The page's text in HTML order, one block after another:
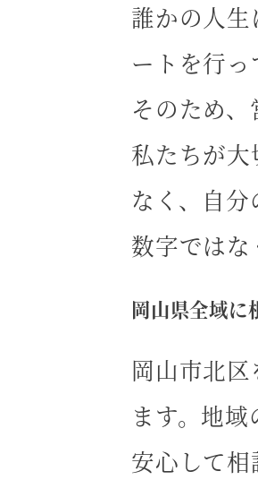
誰かの人
ートを行っ
そのため
私たちが
なく、自分
数字ではな
岡山県全域に
岡山市北
ます。地
安心して相